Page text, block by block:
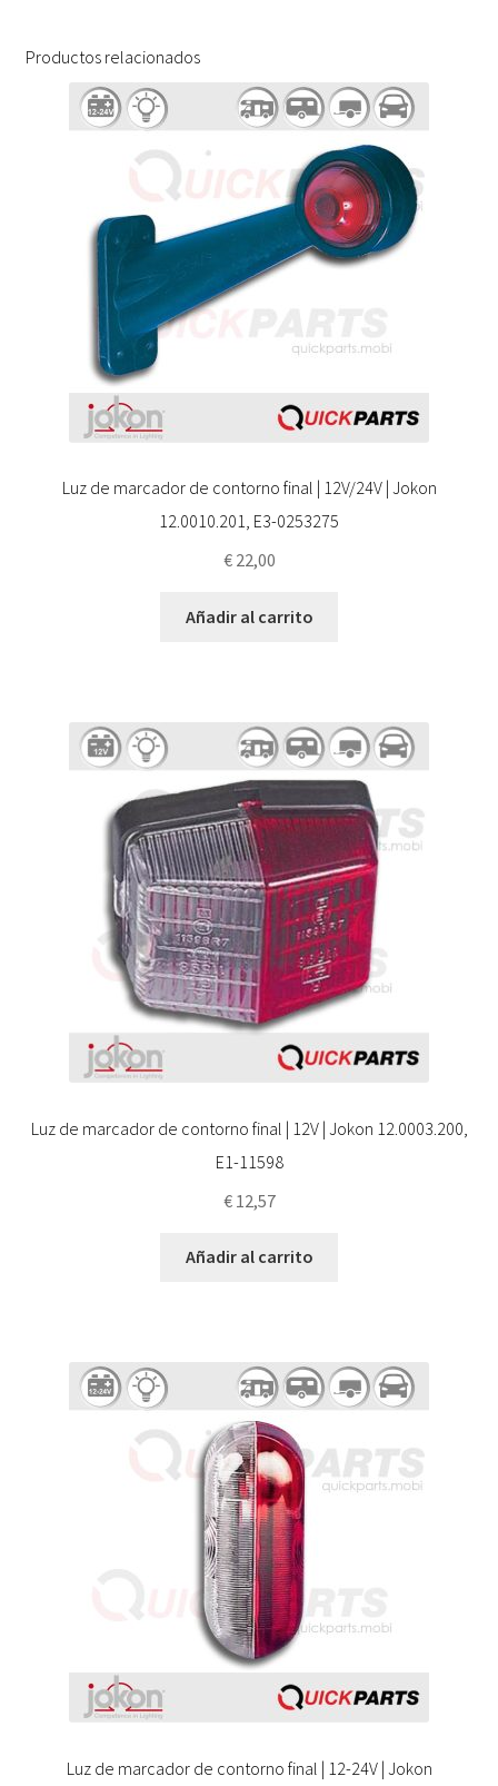
Productos relacionados
Luz de marcador de contorno final | 12V/24V | Jokon
12.0010.201, E3-0253275
€22,00
Añadir al carrito
Luz de marcador de contorno final | 12V | Jokon 12.0003.200,
E1-11598
€12,57
Añadir al carrito
Luz de marcador de contorno final | 12-24V | Jokon